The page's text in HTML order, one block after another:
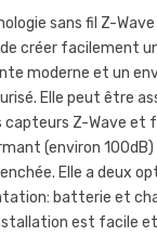
sans fil Z-
créer facilement
moderne et un
Elle peut être
capteurs Z-Wave et
(environ 100dB)
Elle a deux
batterie et
est facile